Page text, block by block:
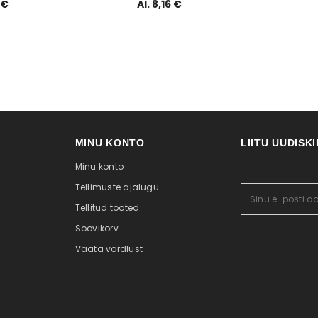
Al. 8,16 €
MINU KONTO
Minu konto
Tellimuste ajalugu
Tellitud tooted
Soovikorv
Vaata võrdlust
LIITU